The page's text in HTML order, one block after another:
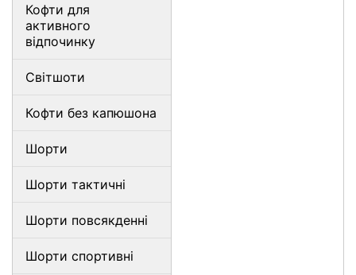
Кофти для
активного
відпочинку
Світшоти
Кофти без капюшона
Шорти
Шорти тактичні
Шорти повсякденні
Шорти спортивні